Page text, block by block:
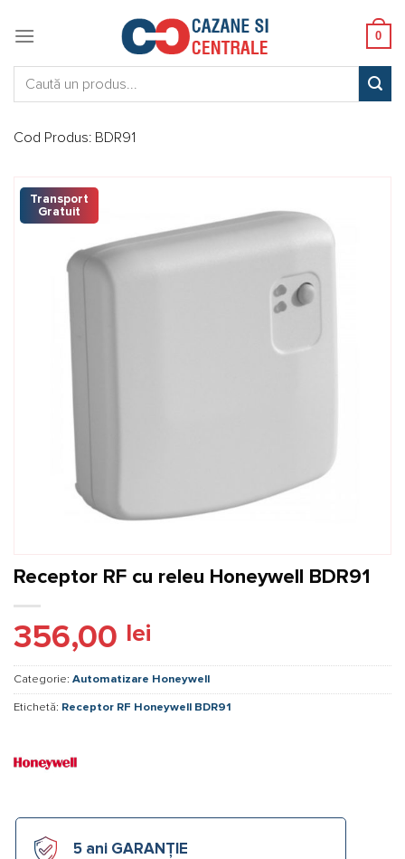
0
Cod Produs: BDR91
Transport
Gratuit
Receptor RF cu releu Honeywell BDR91
356,00 lei
Categorie: Automatizare Honeywell
Etichetă: Receptor RF Honeywell BDR91
5 ani GARANȚIE